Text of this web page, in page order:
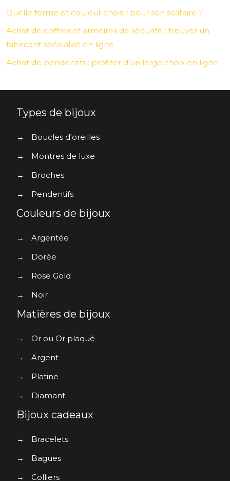
Quelle forme et couleur choisir pour son solitaire ?
Achat de coffres et armoires de sécurité : trouver un
fabricant spécialisé en ligne
Achat de pendentifs : profiter d’un large choix en ligne
Types de bijoux
→
Boucles d'oreilles
→
Montres de luxe
→
Broches
→
Pendentifs
Couleurs de bijoux
→
Argentée
→
Dorée
→
Rose Gold
→
Noir
Matières de bijoux
→
Or ou Or plaqué
→
Argent
→
Platine
→
Diamant
Bijoux cadeaux
→
Bracelets
→
Bagues
→
Colliers